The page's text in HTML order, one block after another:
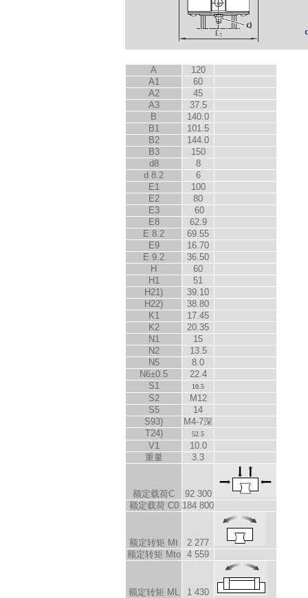
A
120
A1
60
A2
45
A3
37.5
B
140.0
B1
101.5
B2
144.0
B3
150
d8
8
d 8.2
6
E1
100
E2
80
E3
60
E8
62.9
E 8.2
69.55
E9
16.70
E 9.2
36.50
H
60
H1
51
H21)
39.10
H22)
38.80
K1
17.45
K2
20.35
N1
15
N2
13.5
N5
8.0
N6±0.5
22.4
S1 10.5
S2
M12
S5
14
S93)
M4-7深
T24) 52.5
V1
10.0
重量
3.3
额定载荷C
92 300
额定载荷 C0 184 800
额定转矩 Mt
2 277
额定转矩 Mto 4 559
额定转矩 ML 1 430